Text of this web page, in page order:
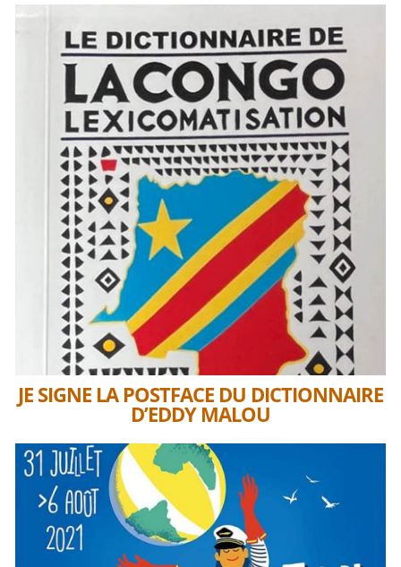
JE SIGNE LA POSTFACE DU DICTIONNAIRE
D’EDDY MALOU